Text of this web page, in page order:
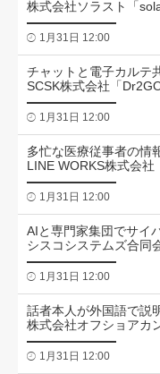
株式会社ソラスト「
1月31日 12:00
チャットと電子カルテ
SCSK株式会社「Dr2GO
1月31日 12:00
多忙な医療従事者の情
LINE WORKS株式会社
1月31日 12:00
AIと専門家集団でサイ
シスコシステムズ合同
1月31日 12:00
話者本人が外国語で説
株式会社オフショアカ
1月31日 12:00